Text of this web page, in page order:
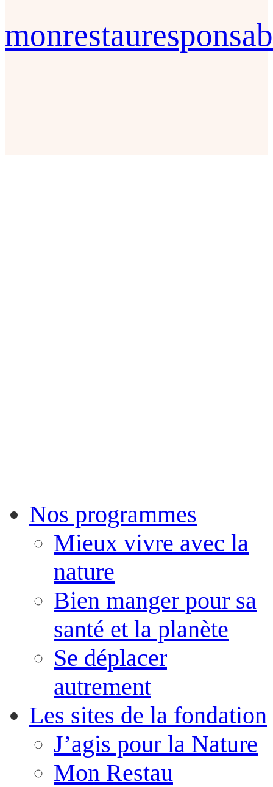
Nos programmes
Mieux vivre avec la
nature
Bien manger pour sa
santé et la planète
Se déplacer
autrement
Les sites de la fondation
J’agis pour la Nature
Mon Restau